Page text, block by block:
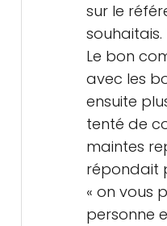
sur le
souhaitais.
Le bon
avec les
ensuite
tenté de
maintes
répondait
« on vous
personne